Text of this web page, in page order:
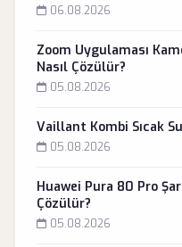
06.08.2026
Zoom Uygulaması
Nasıl Çözülür?
05.08.2026
Vaillant Kombi Sıcak
05.08.2026
Huawei Pura 80 Pro
Çözülür?
05.08.2026